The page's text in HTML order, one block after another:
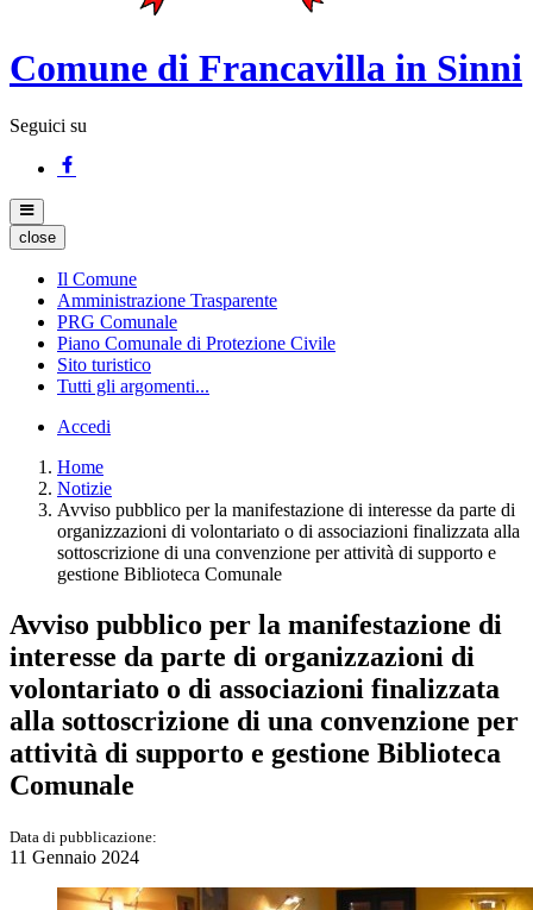
Comune di Francavilla in Sinni
Seguici su
close
Il Comune
Amministrazione Trasparente
PRG Comunale
Piano Comunale di Protezione Civile
Sito turistico
Tutti gli argomenti...
Accedi
Home
Notizie
Avviso pubblico per la manifestazione di interesse da parte di
organizzazioni di volontariato o di associazioni finalizzata alla
sottoscrizione di una convenzione per attività di supporto e
gestione Biblioteca Comunale
Avviso pubblico per la manifestazione di
interesse da parte di organizzazioni di
volontariato o di associazioni finalizzata
alla sottoscrizione di una convenzione per
attività di supporto e gestione Biblioteca
Comunale
Data di pubblicazione:
11 Gennaio 2024